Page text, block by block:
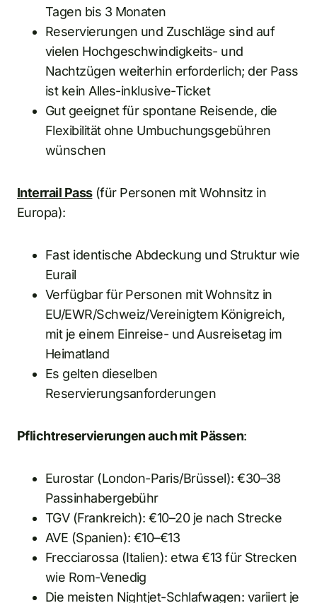
Tagen bis 3 Monaten
Reservierungen und Zuschläge sind auf
vielen Hochgeschwindigkeits- und
Nachtzügen weiterhin erforderlich; der Pass
ist kein Alles-inklusive-Ticket
Gut geeignet für spontane Reisende, die
Flexibilität ohne Umbuchungsgebühren
wünschen
Interrail Pass(für Personen mit Wohnsitz in
Europa):
Fast identische Abdeckung und Struktur wie
Eurail
Verfügbar für Personen mit Wohnsitz in
EU/EWR/Schweiz/Vereinigtem Königreich,
mit je einem Einreise- und Ausreisetag im
Heimatland
Es gelten dieselben
Reservierungsanforderungen
Pflichtreservierungen auch mit Pässen:
Eurostar (London-Paris/Brüssel): €30–38
Passinhabergebühr
TGV (Frankreich): €10–20 je nach Strecke
AVE (Spanien): €10–€13
Frecciarossa (Italien): etwa €13 für Strecken
wie Rom-Venedig
Die meisten Nightjet-Schlafwagen: variiert je